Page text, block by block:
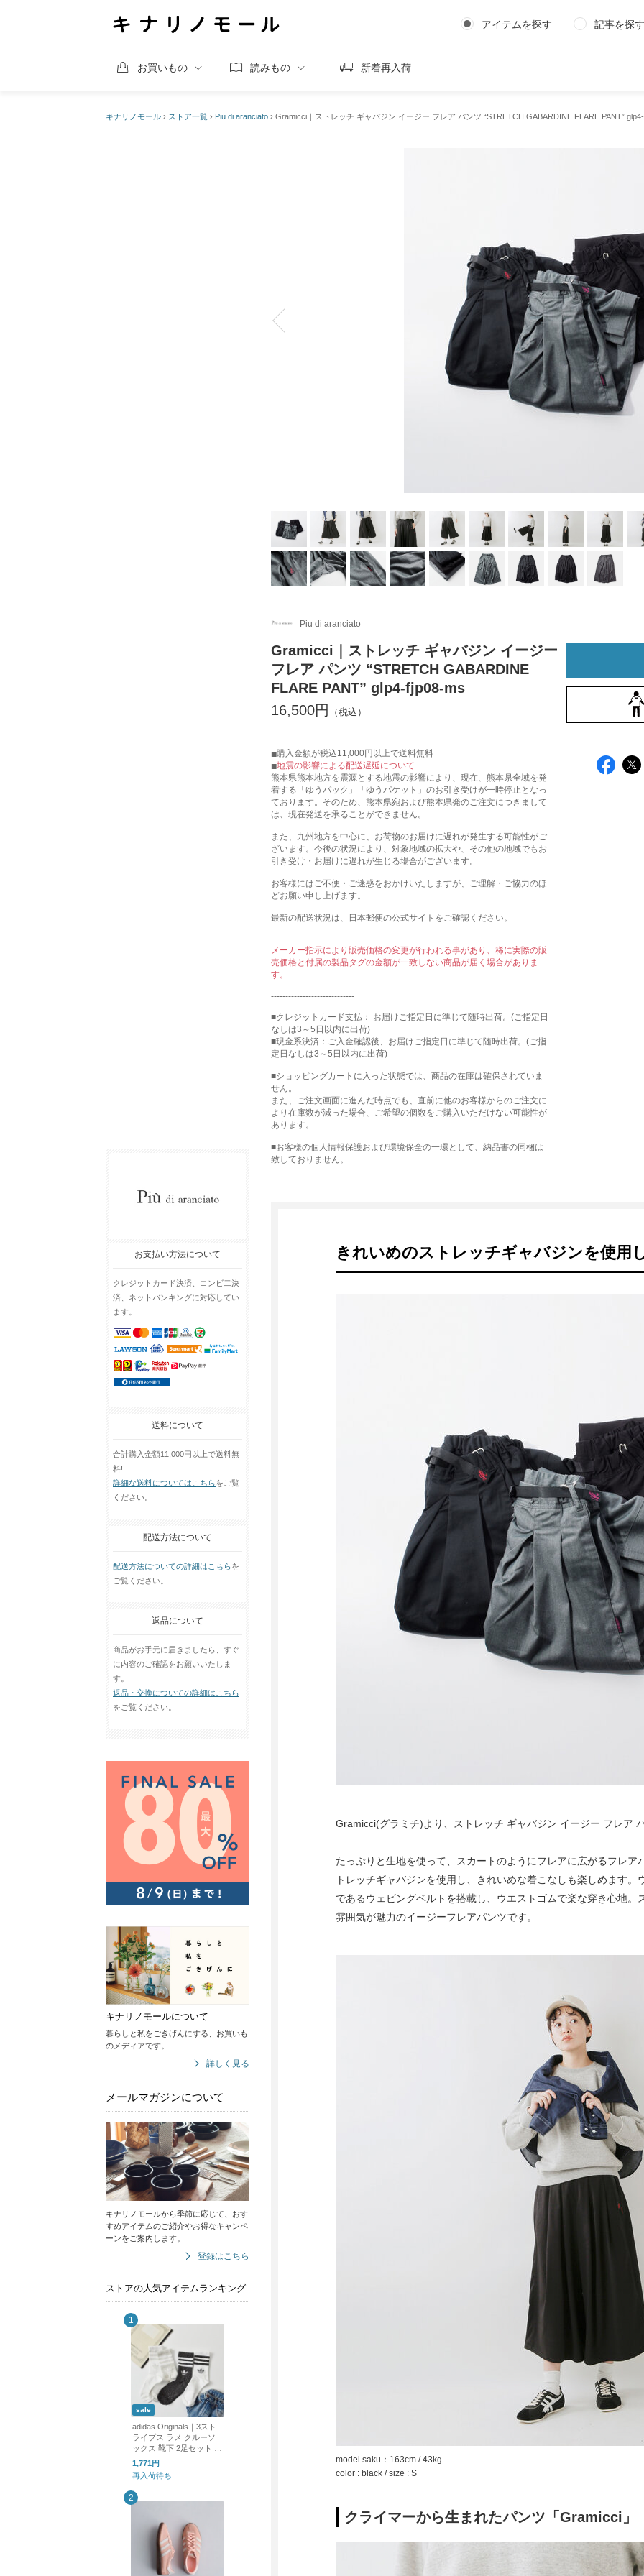
アイテムを探す 記事を探す
お買いもの 読みもの 新着再入荷
キナリノモール › ストア一覧 › Piu di aranciato › Gramicci｜ストレッチ ギャバジン イージー フレア パンツ “STRETCH GABARDINE FLARE PANT”
お支払い方法について
クレジットカード決済、コンビ二決
済、ネットバンキングに対応してい
ます。
送料について
合計購入金額11,000円以上で送料無
料!
詳細な送料についてはこちらをご覧
ください。
配送方法について
配送方法についての詳細はこちらを
ご覧ください。
返品について
商品がお手元に届きましたら、すぐ
に内容のご確認をお願いいたしま
す。
返品・交換についての詳細はこちら
をご覧ください。
キナリノモールについて
暮らしと私をごきげんにする、お買いも
のメディアです。
詳しく見る
メールマガジンについて
キナリノモールから季節に応じて、おす
すめアイテムのご紹介やお得なキャンペ
ーンをご案内します。
登録はこちら
ストアの人気アイテムランキング
sale
adidas Originals｜3スト
ライプス ラメ クルーソ
ックス 靴下 2足セット 3
STRIPES GLITTER CRE
W SOCKS 2 PAIRS ka98
5
1,771円
再入荷待ち
Piu di aranciato
Gramicci｜ストレッチ ギャバジン イージー
フレア パンツ “STRETCH GABARDINE
FLARE PANT” glp4-fjp08-ms
16,500円
購入金額が税込11,000円以上で送料無料
地震の影響による配送遅延について
熊本県熊本地方を震源とする地震の影響により、現在、熊本県全域を発
着する「ゆうパック」「ゆうパケット」のお引き受けが一時停止となっ
ております。そのため、熊本県宛および熊本県発のご注文につきまして
は、現在発送を承ることができません。
また、九州地方を中心に、お荷物のお届けに遅れが発生する可能性がご
ざいます。今後の状況により、対象地域の拡大や、その他の地域でもお
引き受け・お届けに遅れが生じる場合がございます。
お客様にはご不便・ご迷惑をおかけいたしますが、ご理解・ご協力のほ
どお願い申し上げます。
最新の配送状況は、日本郵便の公式サイトをご確認ください。
メーカー指示により販売価格の変更が行われる事があり、稀に実際の販
売価格と付属の製品タグの金額が一致しない商品が届く場合がありま
す。
-----------------------------
■クレジットカード支払： お届けご指定日に準じて随時出荷。(ご指定日
なしは3～5日以内に出荷)
■現金系決済：ご入金確認後、お届けご指定日に準じて随時出荷。(ご指
定日なしは3～5日以内に出荷)
■ショッピングカートに入った状態では、商品の在庫は確保されていま
せん。
また、ご注文画面に進んだ時点でも、直前に他のお客様からのご注文に
より在庫数が減った場合、ご希望の個数をご購入いただけない可能性が
あります。
■お客様の個人情報保護および環境保全の一環として、納品書の同梱は
致しておりません。
きれいめのストレッチギャバジンを使用
Gramicci(グラミチ)より、ストレッチ ギャバジン イージー フレア
たっぷりと生地を使って、スカートのようにフレアに広がるフレア
トレッチギャバジンを使用し、きれいめな着こなしも楽しめます。
であるウェビングベルトを搭載し、ウエストゴムで楽な穿き心地。
雰囲気が魅力のイージーフレアパンツです。
model saku：163cm / 43kg
color : black / size : S
クライマーから生まれたパンツ「Gramicci」